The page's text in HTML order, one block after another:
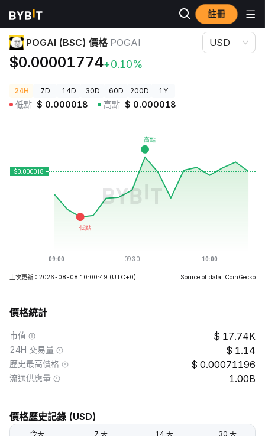
註冊
加密貨幣價格
POGAI (BSC) 價格 POGAI
$0.00001774+0.10%
USD
24H 7D 14D 30D 60D 200D 1Y
低點 $ 0.000018 高點 $ 0.000018
上次更新：2026-08-08 10:00:49 (UTC+0) Source of data: CoinGecko
價格統計
市值 17.74K
24H 交易量 1.14
歷史最高價格 0.00071196
流通供應量 1.00B
價格歷史記錄 (USD)
今天 7 天 14 天 30 天